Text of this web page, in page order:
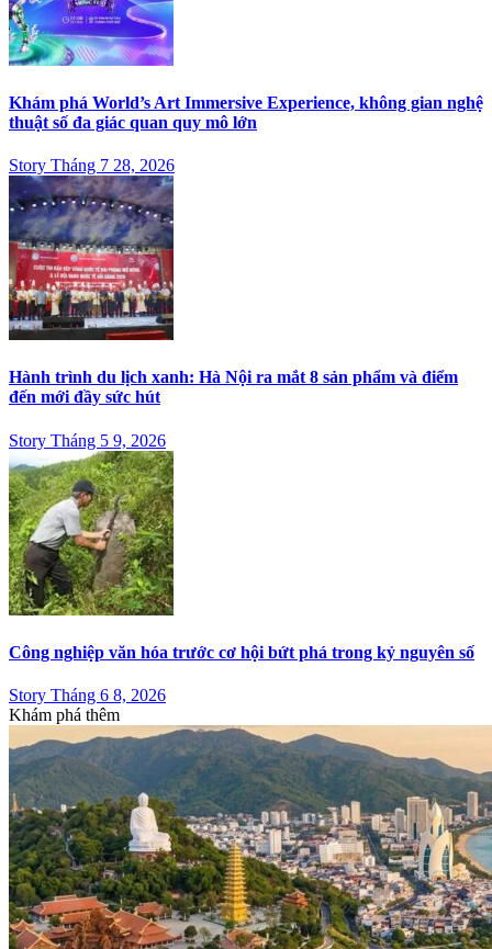
Khám phá World’s Art Immersive Experience, không gian nghệ
thuật số đa giác quan quy mô lớn
Story Tháng 7 28, 2026
Hành trình du lịch xanh: Hà Nội ra mắt 8 sản phẩm và điểm
đến mới đầy sức hút
Story Tháng 5 9, 2026
Công nghiệp văn hóa trước cơ hội bứt phá trong kỷ nguyên số
Story Tháng 6 8, 2026
Khám phá thêm